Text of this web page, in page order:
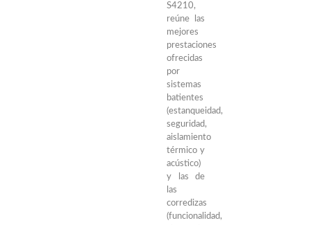
S4210,
reúne las
mejores
prestaciones
ofrecidas
por
sistemas
batientes
(estanqueidad,
seguridad,
aislamiento
térmico y
acústico)
y las de
las
corredizas
(funcionalidad,